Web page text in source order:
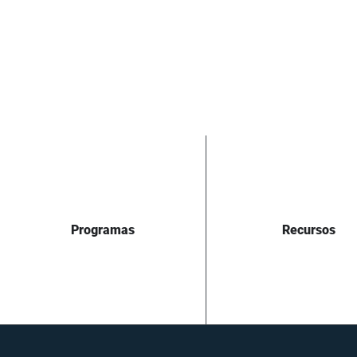
Programas Recursos